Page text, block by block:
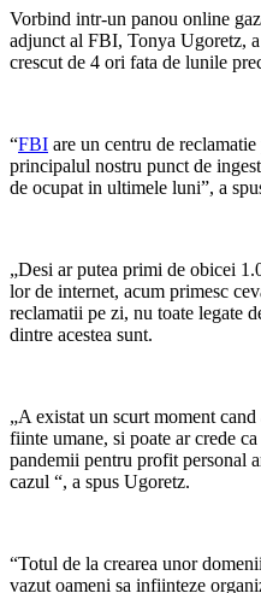
Vorbind intr-un panou online
adjunct al FBI, Tonya Ugoretz,
crescut de 4 ori fata de lunile
“FBI are un centru de
principalul nostru punct de
de ocupat in ultimele luni”, a
„Desi ar putea primi de obicei
lor de internet, acum primesc
reclamatii pe zi, nu toate legate
dintre acestea sunt.
„A existat un scurt moment
fiinte umane, si poate ar crede
pandemii pentru profit personal
cazul “, a spus Ugoretz.
“Totul de la crearea unor
vazut oameni sa infiinteze